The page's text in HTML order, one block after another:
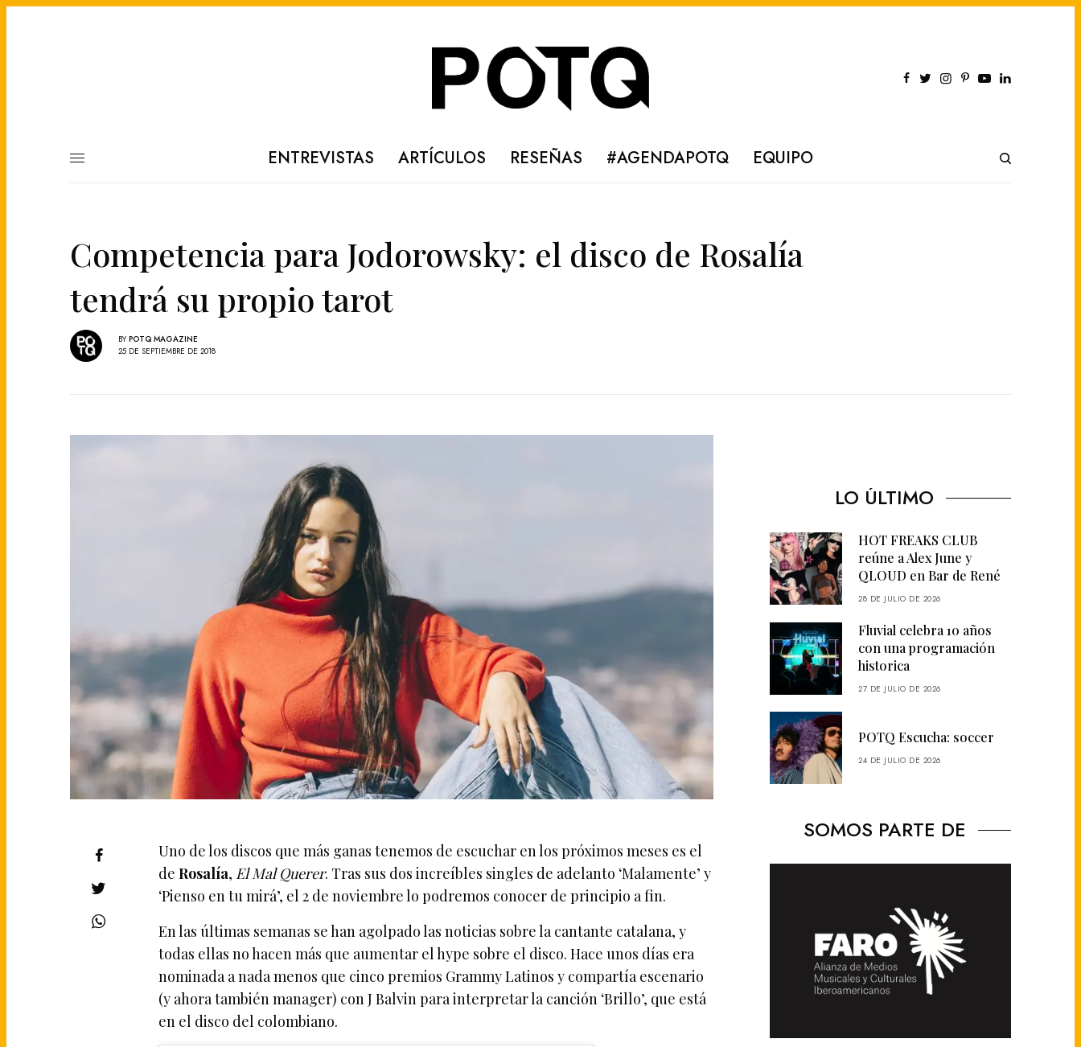
ENTREVISTAS ARTÍCULOS RESEÑAS #AGENDAPOTQ EQUIPO
Competencia para Jodorowsky: el disco de Rosalía
tendrá su propio tarot
BY POTQ MAGAZINE
25 DE SEPTIEMBRE DE 2018
Uno de los discos que más ganas tenemos de escuchar en los próximos meses es el
deRosalía, El Mal Querer. Tras sus dos increíbles singles de adelanto ‘Malamente’ y
‘Pienso en tu mirá’, el 2 de noviembre lo podremos conocer de principio a fin.
En las últimas semanas se han agolpado las noticias sobre la cantante catalana, y
todas ellas no hacen más que aumentar el hype sobre el disco. Hace unos días era
nominada a nada menos que cinco premios Grammy Latinos y compartía escenario
(y ahora también manager) con J Balvin para interpretar la canción ‘Brillo’, que está
en el disco del colombiano.
LO ÚLTIMO
HOT FREAKS CLUB
reúne a Alex June y
QLOUD en Bar de René
28 DE JULIO DE 2026
Fluvial celebra 10 años
con una programación
historica
27 DE JULIO DE 2026
POTQ Escucha: soccer
24 DE JULIO DE 2026
SOMOS PARTE DE